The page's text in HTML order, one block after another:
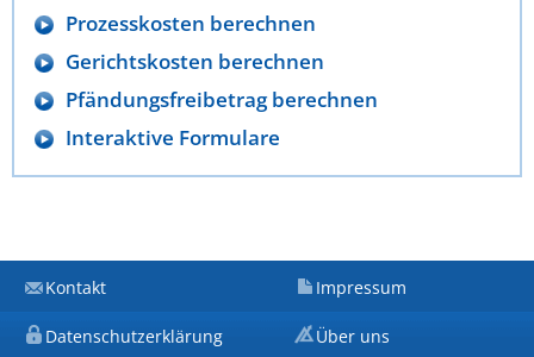
Prozesskosten berechnen
Gerichtskosten berechnen
Pfändungsfreibetrag berechnen
Interaktive Formulare
Kontakt Impressum
Datenschutzerklärung Über uns